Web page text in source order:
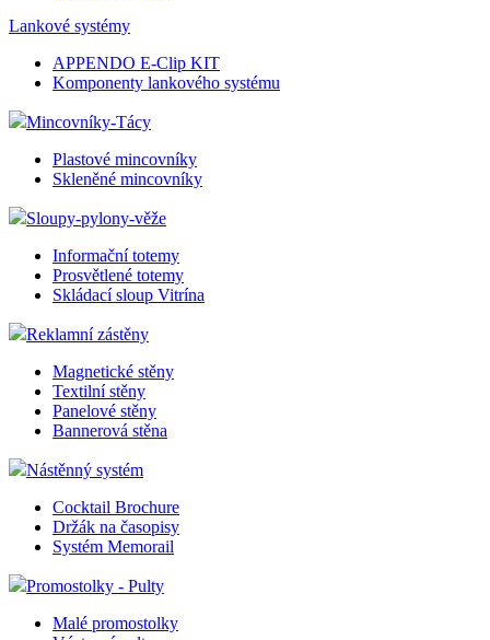
Lankové systémy
APPENDO E-Clip KIT
Komponenty lankového systému
Mincovníky-Tácy
Plastové mincovníky
Skleněné mincovníky
Sloupy-pylony-věže
Informační totemy
Prosvětlené totemy
Skládací sloup Vitrína
Reklamní zástěny
Magnetické stěny
Textilní stěny
Panelové stěny
Bannerová stěna
Nástěnný systém
Cocktail Brochure
Držák na časopisy
Systém Memorail
Promostolky - Pulty
Malé promostolky